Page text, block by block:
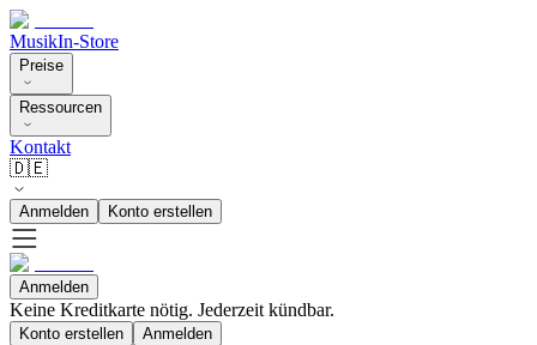
MusikIn-Store
Preise
Ressourcen
Kontakt
🇩🇪
Anmelden Konto erstellen
Anmelden
Keine Kreditkarte nötig. Jederzeit kündbar.
Konto erstellen Anmelden